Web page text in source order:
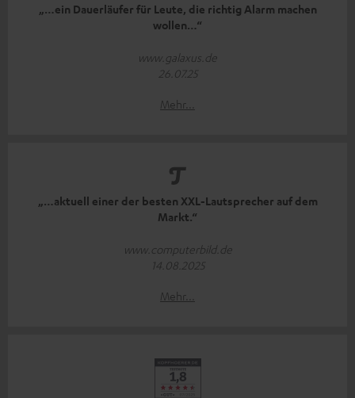
„…ein Dauerläufer für Leute, die richtig Alarm machen
wollen…“
www.galaxus.de
26.07.25
Mehr...
„…aktuell einer der besten XXL-Lautsprecher auf dem
Markt.“
www.computerbild.de
14.08.2025
Mehr...